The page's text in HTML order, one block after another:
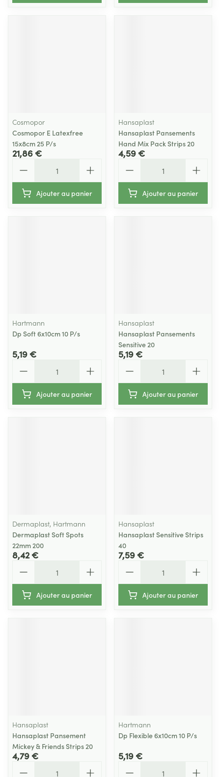
Cosmopor
Cosmopor E Latexfree
15x8cm 25 P/s
21,86 €
Ajouter au panier
Hansaplast
Hansaplast Pansements
Hand Mix Pack Strips 20
4,59 €
Ajouter au panier
Hartmann
Dp Soft 6x10cm 10 P/s
5,19 €
Ajouter au panier
Hansaplast
Hansaplast Pansements
Sensitive 20
5,19 €
Ajouter au panier
Dermaplast, Hartmann
Dermaplast Soft Spots
22mm 200
8,42 €
Ajouter au panier
Hansaplast
Hansaplast Sensitive Strips
40
7,59 €
Ajouter au panier
Hansaplast
Hansaplast Pansement
Mickey & Friends Strips 20
4,79 €
Hartmann
Dp Flexible 6x10cm 10 P/s
5,19 €